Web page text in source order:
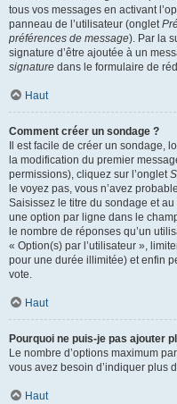
tous vos messages en activant
panneau de l’utilisateur (onglet
préférences de message). Par la
signature d’être ajoutée à un
signature dans le formulaire de
Haut
Comment créer un sondage ?
Il est facile de créer un sondage,
la modification du premier
permissions), cliquez sur l’onglet
le voyez pas, vous n’avez
Saisissez le titre du sondage et
une option par ligne dans le
le nombre de réponses qu’un
« Option(s) par l’utilisateur »,
pour une durée illimitée) et enfin
vote.
Haut
Pourquoi ne puis-je pas ajouter
Le nombre d’options maximum
vous avez besoin d’indiquer plus
Haut